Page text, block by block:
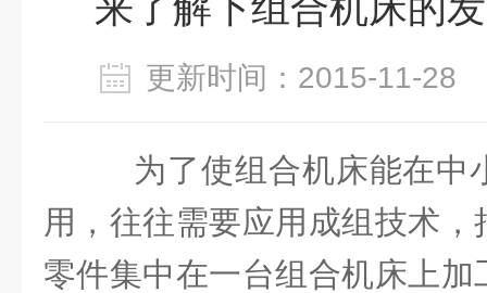
更新时间：2015-11-
为了使组合机床能在中
用，往往需要应用成组技术
零件集中在一台组合机床上